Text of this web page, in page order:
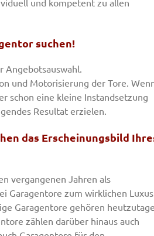
und kompetent zu allen
suchen!
Angebotsauswahl.
und Motorisierung der Tore.
schon eine kleine Instandsetzung
Resultat erzielen.
das Erscheinungsbild
vergangenen Jahren als
Garagentore zum wirklichen
Garagentore gehören
zählen darüber hinaus auch